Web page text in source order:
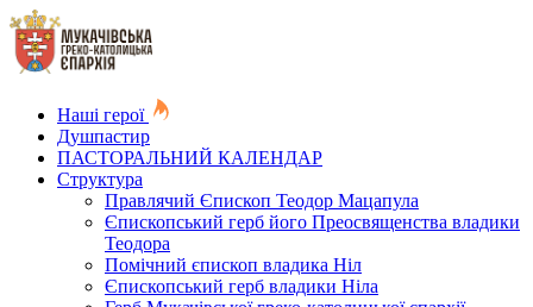
Наші герої
Душпастир
ПАСТОРАЛЬНИЙ КАЛЕНДАР
Структура
Правлячий Єпископ Теодор Мацапула
Єпископський герб його Преосвященства владики
Теодора
Помічний єпископ владика Ніл
Єпископський герб владики Ніла